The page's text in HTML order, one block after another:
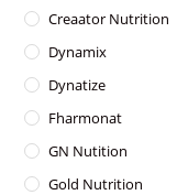
Creaator Nutrition
Dynamix
Dynatize
Fharmonat
GN Nutition
Gold Nutrition